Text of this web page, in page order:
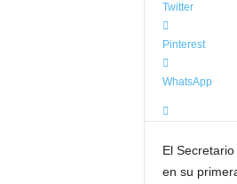
Twitter
Pinterest
WhatsApp
El
en su